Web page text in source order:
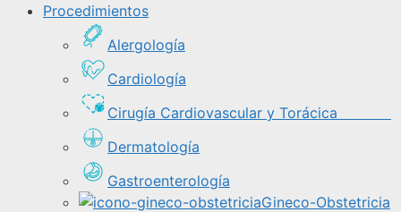
Procedimientos
Alergología
Cardiología
Cirugía Cardiovascular y Torácica
Dermatología
Gastroenterología
Gineco-Obstetricia